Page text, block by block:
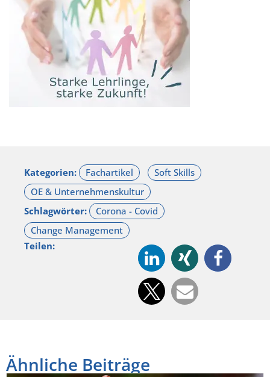
Kategorien:
Schlagwörter:
Teilen:
Ähnliche Beiträge